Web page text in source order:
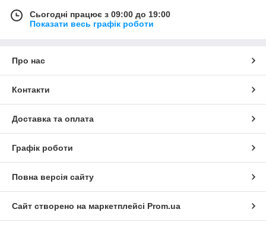
Сьогодні працює з 09:00 до 19:00
Показати весь графік роботи
Про нас
Контакти
Доставка та оплата
Графік роботи
Повна версія сайту
Сайт створено на маркетплейсі Prom.ua